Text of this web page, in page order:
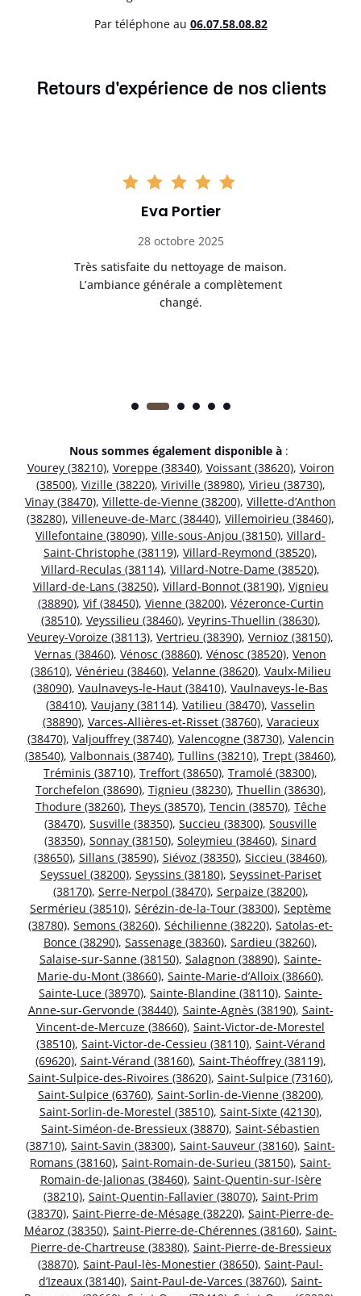
Par téléphone au 06.07.58.08.82
Retours d'expérience de nos clients
Eva Portier
28 octobre 2025
Très satisfaite du nettoyage de maison.
L’ambiance générale a complètement
changé.
Nous sommes également disponible à :
Vourey (38210), Voreppe (38340), Voissant (38620), Voiron
(38500), Vizille (38220), Viriville (38980), Virieu (38730),
Vinay (38470), Villette-de-Vienne (38200), Villette-d’Anthon
(38280), Villeneuve-de-Marc (38440), Villemoirieu (38460),
Villefontaine (38090), Ville-sous-Anjou (38150), Villard-
Saint-Christophe (38119), Villard-Reymond (38520),
Villard-Reculas (38114), Villard-Notre-Dame (38520),
Villard-de-Lans (38250), Villard-Bonnot (38190), Vignieu
(38890), Vif (38450), Vienne (38200), Vézeronce-Curtin
(38510), Veyssilieu (38460), Veyrins-Thuellin (38630),
Veurey-Voroize (38113), Vertrieu (38390), Vernioz (38150),
Vernas (38460), Vénosc (38860), Vénosc (38520), Venon
(38610), Vénérieu (38460), Velanne (38620), Vaulx-Milieu
(38090), Vaulnaveys-le-Haut (38410), Vaulnaveys-le-Bas
(38410), Vaujany (38114), Vatilieu (38470), Vasselin
(38890), Varces-Allières-et-Risset (38760), Varacieux
(38470), Valjouffrey (38740), Valencogne (38730), Valencin
(38540), Valbonnais (38740), Tullins (38210), Trept (38460),
Tréminis (38710), Treffort (38650), Tramolé (38300),
Torchefelon (38690), Tignieu (38230), Thuellin (38630),
Thodure (38260), Theys (38570), Tencin (38570), Têche
(38470), Susville (38350), Succieu (38300), Sousville
(38350), Sonnay (38150), Soleymieu (38460), Sinard
(38650), Sillans (38590), Siévoz (38350), Siccieu (38460),
Seyssuel (38200), Seyssins (38180), Seyssinet-Pariset
(38170), Serre-Nerpol (38470), Serpaize (38200),
Sermérieu (38510), Sérézin-de-la-Tour (38300), Septème
(38780), Semons (38260), Séchilienne (38220), Satolas-et-
Bonce (38290), Sassenage (38360), Sardieu (38260),
Salaise-sur-Sanne (38150), Salagnon (38890), Sainte-
Marie-du-Mont (38660), Sainte-Marie-d’Alloix (38660),
Sainte-Luce (38970), Sainte-Blandine (38110), Sainte-
Anne-sur-Gervonde (38440), Sainte-Agnès (38190), Saint-
Vincent-de-Mercuze (38660), Saint-Victor-de-Morestel
(38510), Saint-Victor-de-Cessieu (38110), Saint-Vérand
(69620), Saint-Vérand (38160), Saint-Théoffrey (38119),
Saint-Sulpice-des-Rivoires (38620), Saint-Sulpice (73160),
Saint-Sulpice (63760), Saint-Sorlin-de-Vienne (38200),
Saint-Sorlin-de-Morestel (38510), Saint-Sixte (42130),
Saint-Siméon-de-Bressieux (38870), Saint-Sébastien
(38710), Saint-Savin (38300), Saint-Sauveur (38160), Saint-
Romans (38160), Saint-Romain-de-Surieu (38150), Saint-
Romain-de-Jalionas (38460), Saint-Quentin-sur-Isère
(38210), Saint-Quentin-Fallavier (38070), Saint-Prim
(38370), Saint-Pierre-de-Mésage (38220), Saint-Pierre-de-
Méaroz (38350), Saint-Pierre-de-Chérennes (38160), Saint-
Pierre-de-Chartreuse (38380), Saint-Pierre-de-Bressieux
(38870), Saint-Paul-lès-Monestier (38650), Saint-Paul-
d’Izeaux (38140), Saint-Paul-de-Varces (38760), Saint-